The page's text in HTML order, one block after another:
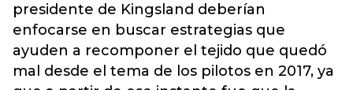
presidente de Kingsland deberían
enfocarse en buscar estrategias que
ayuden a recomponer el tejido que quedó
mal desde el tema de los pilotos en 2017, ya